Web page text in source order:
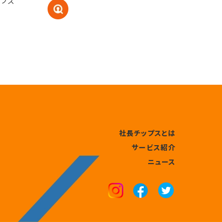
社長チップスとは
サービス紹介
ニュース